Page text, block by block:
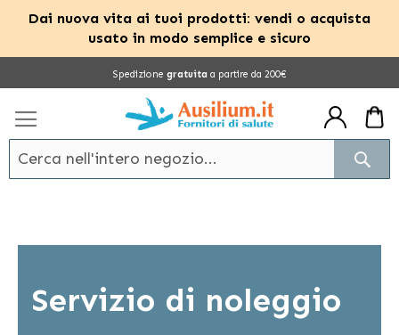
Dai nuova vita ai tuoi prodotti: vendi o acquista
usato in modo semplice e sicuro
Spedizione gratuita a partire da 200€
Servizio di noleggio